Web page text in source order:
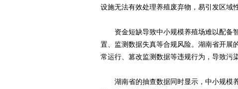
设施无法有效处理养殖废弃物，易引发区域
资金短缺导致中小规模养殖场难以配备
置、监测数据失真等合规风险。湖南省开展
常运行、篡改监测数据等违规行为，导致污
湖南省的抽查数据同时显示，中小规模